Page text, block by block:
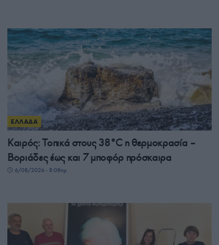
ΕΛΛΑΔΑ
Καιρός: Τοπικά στους 38°C η θερμοκρασία –
Βοριάδες έως και 7 μποφόρ πρόσκαιρα
6/08/2026 - 8:08πμ